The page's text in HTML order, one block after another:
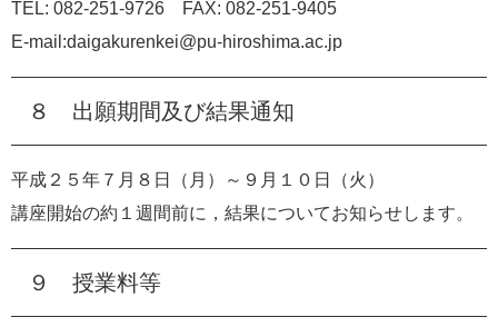
TEL: 082-251-9726 FAX: 082-251-9405
E-mail:daigakurenkei@pu-hiroshima.ac.jp
８ 出願期間及び結果通知
平成２５年７月８日（月）～９月１０日（火）
講座開始の約１週間前に，結果についてお知らせします。
９ 授業料等